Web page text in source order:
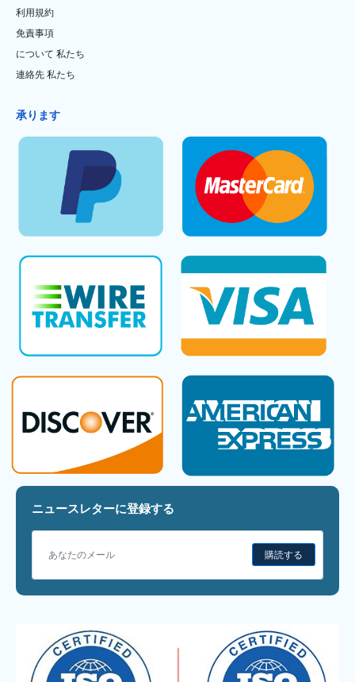
利用規約
免責事項
について 私たち
連絡先 私たち
承ります
ニュースレターに登録する
購読する